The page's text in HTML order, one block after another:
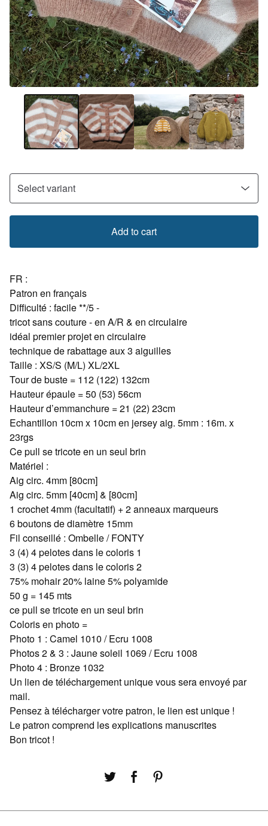
Add to cart
FR :
Patron en français
Difficulté : facile **/5 -
tricot sans couture - en A/R & en circulaire
idéal premier projet en circulaire
technique de rabattage aux 3 aiguilles
Taille : XS/S (M/L) XL/2XL
Tour de buste = 112 (122) 132cm
Hauteur épaule = 50 (53) 56cm
Hauteur d’emmanchure = 21 (22) 23cm
Echantillon 10cm x 10cm en jersey aig. 5mm : 16m. x
23rgs
Ce pull se tricote en un seul brin
Matériel :
Aig circ. 4mm [80cm]
Aig circ. 5mm [40cm] & [80cm]
1 crochet 4mm (facultatif) + 2 anneaux marqueurs
6 boutons de diamètre 15mm
Fil conseillé : Ombelle / FONTY
3 (4) 4 pelotes dans le coloris 1
3 (3) 4 pelotes dans le coloris 2
75% mohair 20% laine 5% polyamide
50 g = 145 mts
ce pull se tricote en un seul brin
Coloris en photo =
Photo 1 : Camel 1010 / Ecru 1008
Photos 2 & 3 : Jaune soleil 1069 / Ecru 1008
Photo 4 : Bronze 1032
Un lien de téléchargement unique vous sera envoyé par
mail.
Pensez à télécharger votre patron, le lien est unique !
Le patron comprend les explications manuscrites
Bon tricot !